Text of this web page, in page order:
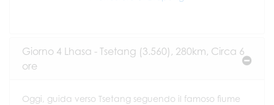
Giorno 4 Lhasa - Tsetang (3.560), 280km, Circa 6
ore
Oggi, guida verso Tsetang seguendo il famoso fiume